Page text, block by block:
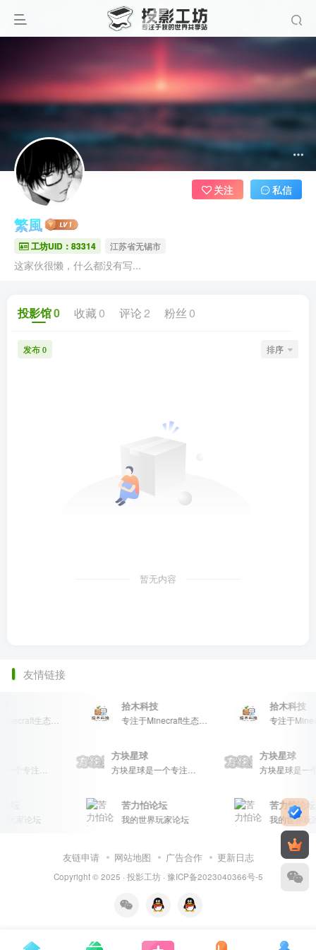
繁風
工坊UID：83314 江苏省无锡市
这家伙很懒，什么都没有写...
关注 私信
投影馆0 收藏 0 评论 2 粉丝 0
发布 0 排序
暂无内容
友情链接
专注于Minecraft生态建设
拾木科技
专注于Minecraft生态建设
拾木科技
方块星球是一个专注于我的世界的中文论坛，提供丰富的资源分享、玩家交流和创意展示，包括地图、皮肤、数据包等内容，打造Minecraft玩家的专属社区乐园！
方块星球
方块星球是一个专注于我的世界的中文论坛，提供丰富的资源分享、玩家交流和创意展示，包括地图、皮肤、数据包等内容，打造Minecraft玩家的专属社区乐园！
方块星球
玩家论坛
苦力怕论坛
我的世界玩家论坛
苦力怕论坛
我的世界玩
友链申请 网站地图 广告合作 更新日志
Copyright © 2025 · 投影工坊· 豫ICP备2023040366号-5